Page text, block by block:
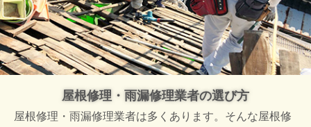
屋根修理・雨漏修理業者の選び方
屋根修理・雨漏修理業者は多くあります。そんな屋根修